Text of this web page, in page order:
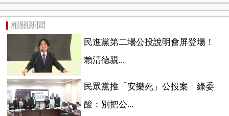
相關新聞
民進黨第二場公投說明會屏登場！
賴清德親...
民眾黨推「安樂死」公投案 綠委
酸：別把公...